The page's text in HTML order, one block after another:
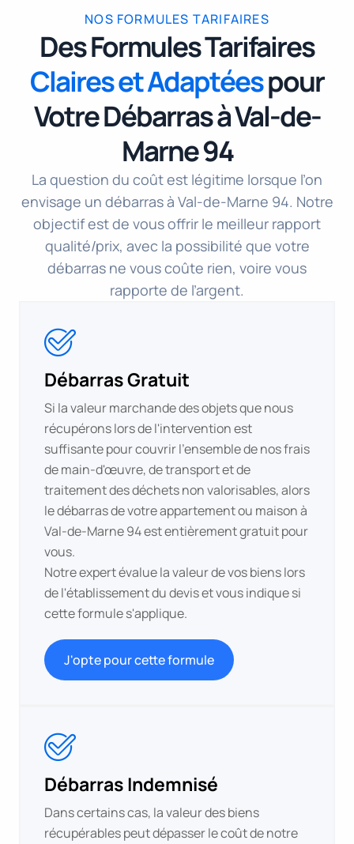
NOS FORMULES TARIFAIRES
Des Formules Tarifaires
Claires et Adaptéespour
Votre Débarras à Val-de-
Marne 94
La question du coût est légitime lorsque l’on
envisage un débarras à Val-de-Marne 94. Notre
objectif est de vous offrir le meilleur rapport
qualité/prix, avec la possibilité que votre
débarras ne vous coûte rien, voire vous
rapporte de l’argent.
Débarras Gratuit
Si la valeur marchande des objets que nous
récupérons lors de l'intervention est
suffisante pour couvrir l'ensemble de nos frais
de main-d'œuvre, de transport et de
traitement des déchets non valorisables, alors
le débarras de votre appartement ou maison à
Val-de-Marne 94 est entièrement gratuit pour
vous.
Notre expert évalue la valeur de vos biens lors
de l'établissement du devis et vous indique si
cette formule s'applique.
J'opte pour cette formule
Débarras Indemnisé
Dans certains cas, la valeur des biens
récupérables peut dépasser le coût de notre